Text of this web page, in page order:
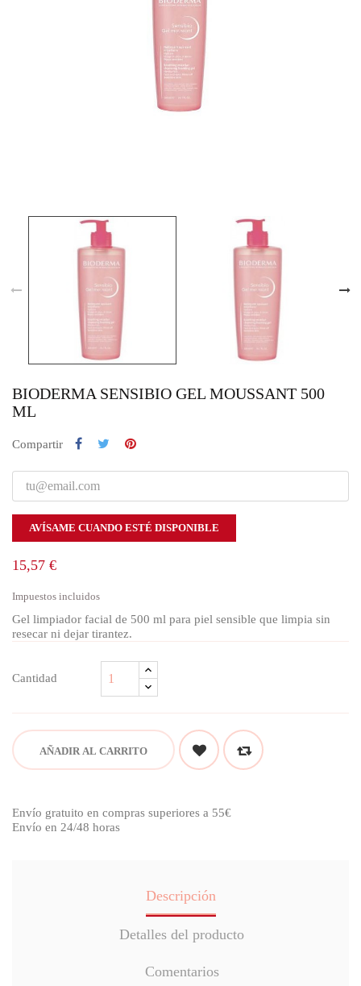
BIODERMA SENSIBIO GEL MOUSSANT 500
ML
Compartir
AVÍSAME CUANDO ESTÉ DISPONIBLE
15,57 €
Impuestos incluidos
Gel limpiador facial de 500 ml para piel sensible que limpia sin
resecar ni dejar tirantez.
Cantidad
AÑADIR AL CARRITO
Envío gratuito en compras superiores a 55€
Envío en 24/48 horas
Descripción
Detalles del producto
Comentarios